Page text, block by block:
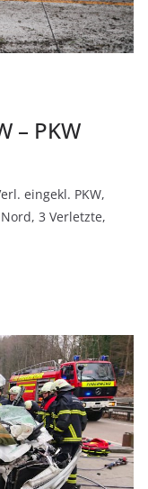
– PKW
eingekl. PKW,
3 Verletzte,